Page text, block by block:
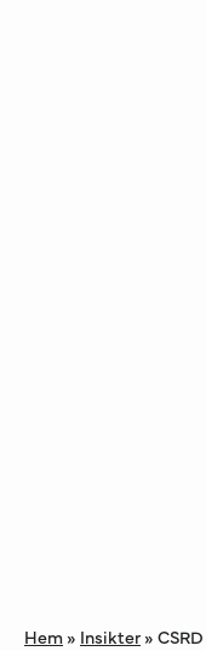
Hem » Insikter »